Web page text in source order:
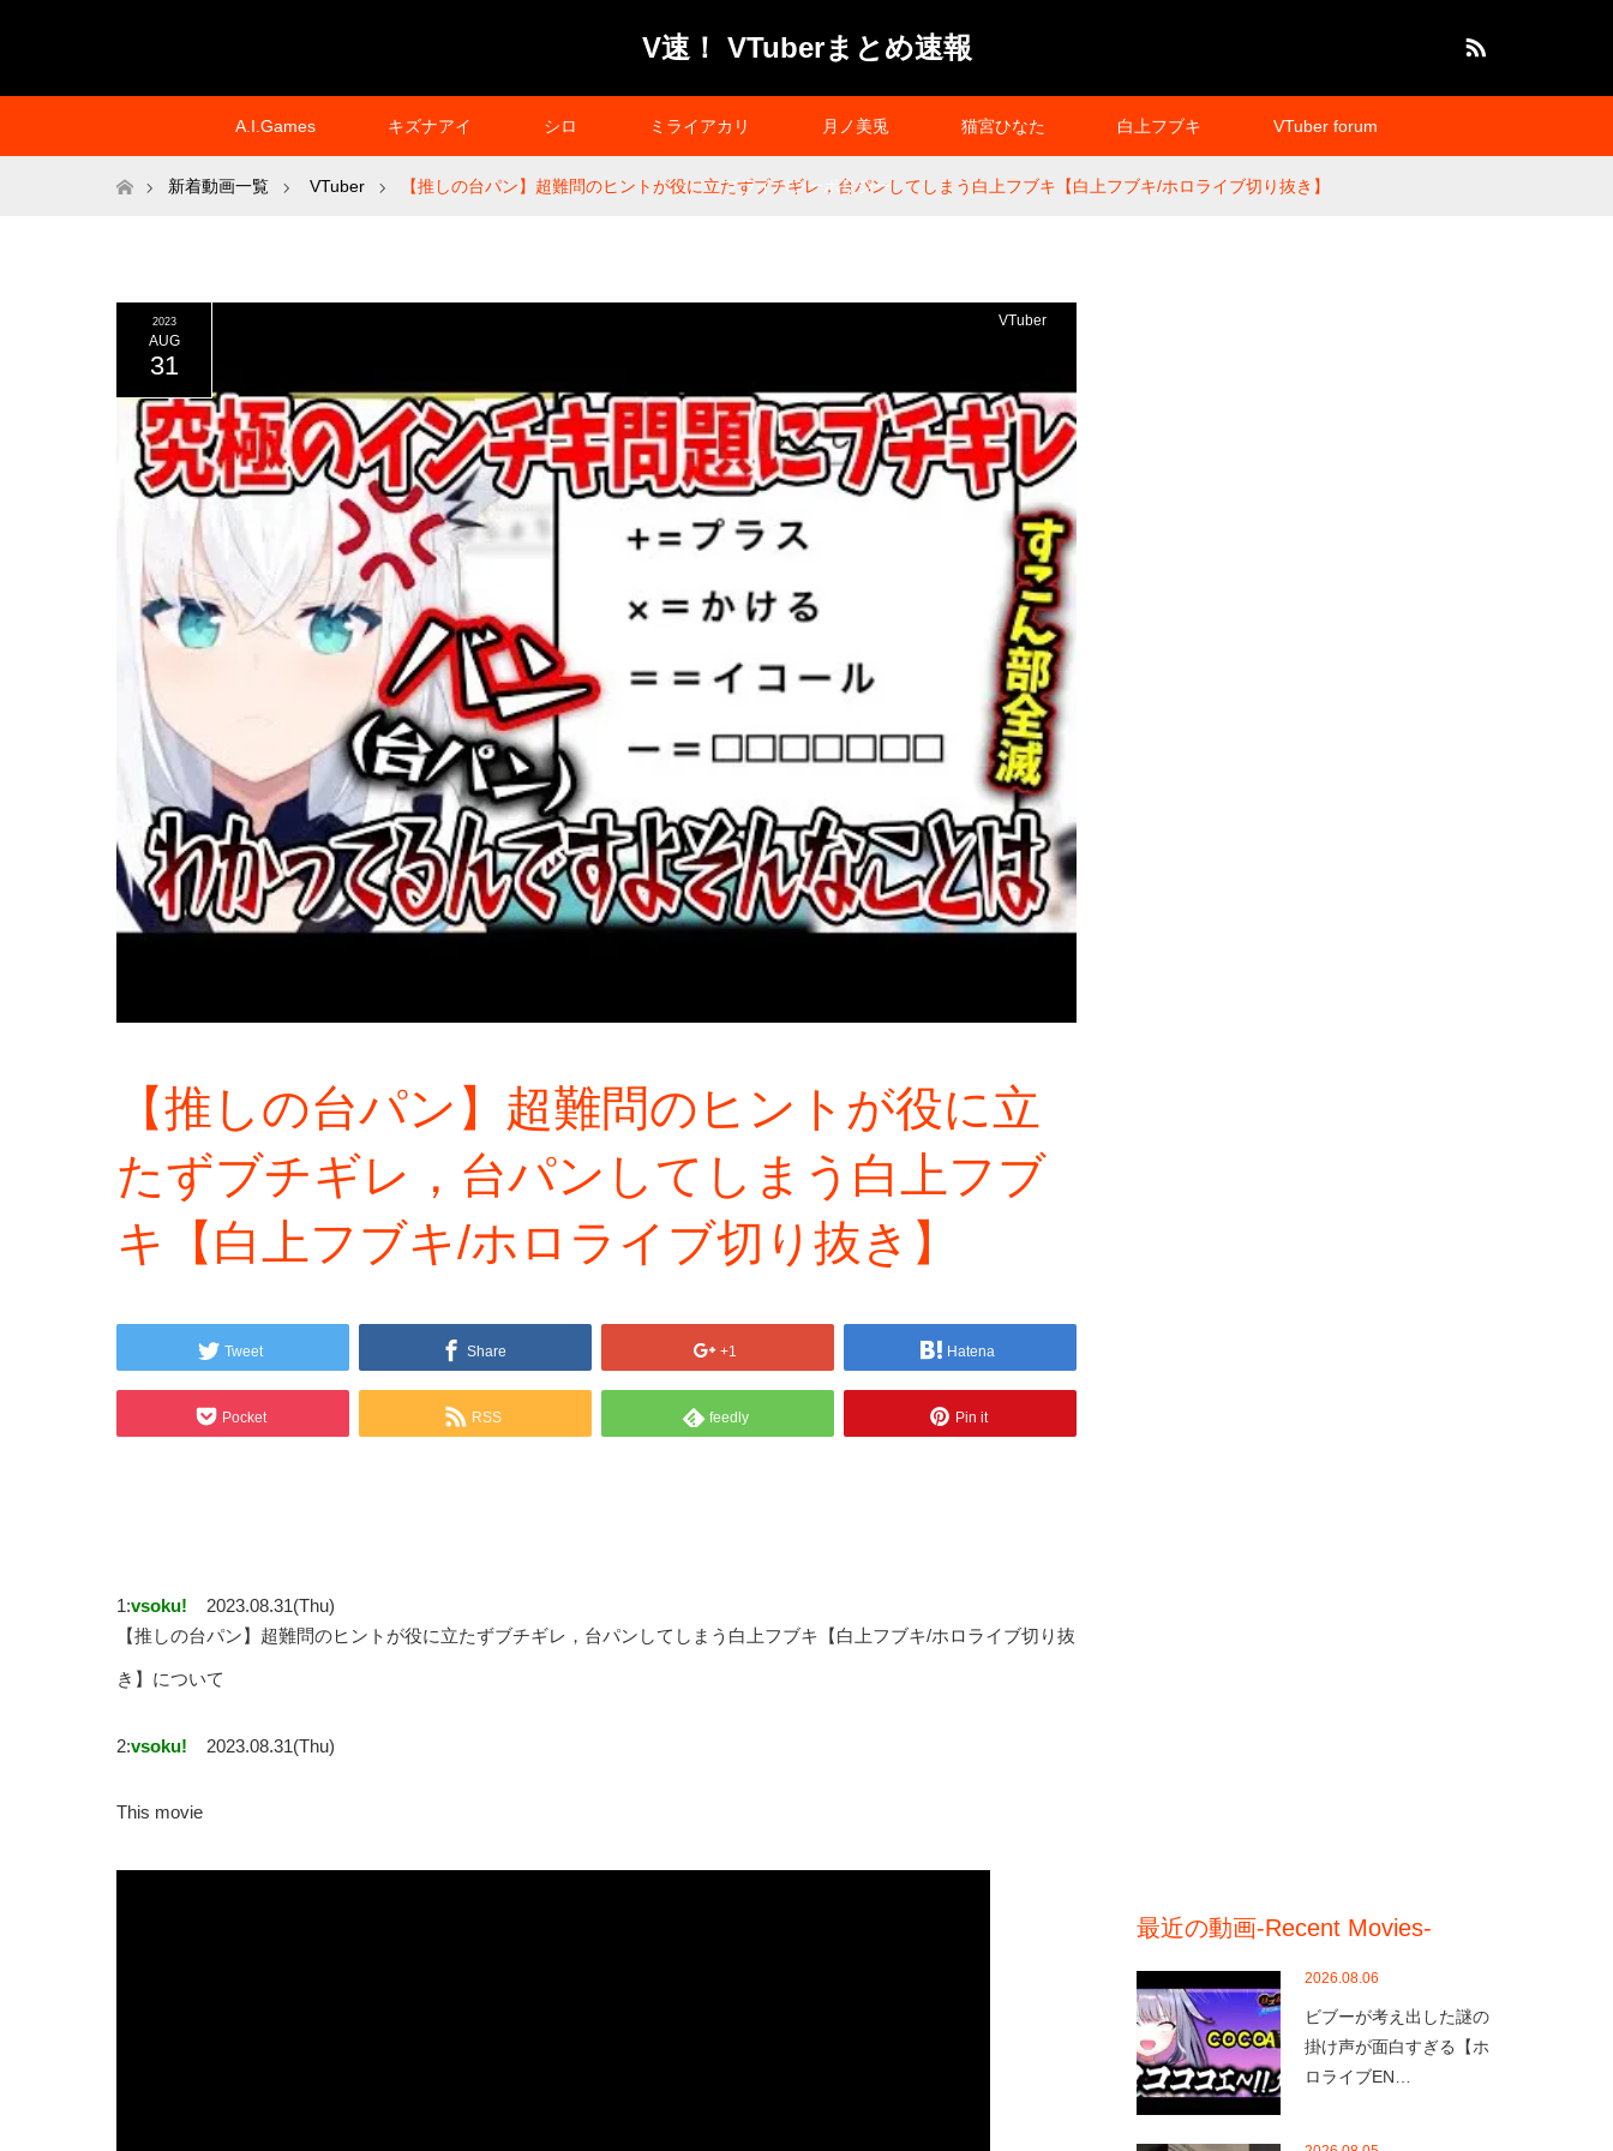
V速！ VTuberまとめ速報
A.I.Games キズナアイ シロ ミライアカリ 月ノ美兎 猫宮ひなた 白上フブキ VTuber forum
プライバシーポリシー
ホーム新着動画一覧 VTuber 【推しの台パン】超難問のヒントが役に立たずブチギレ，台パンしてしまう白上フブキ【白上フブキ/ホロライブ切り抜き】
2023
AUG
31
VTuber
【推しの台パン】超難問のヒントが役に立
たずブチギレ，台パンしてしまう白上フブ
キ【白上フブキ/ホロライブ切り抜き】
Tweet Share +1 Hatena
Pocket RSS feedly Pin it
1:vsoku!
2023.08.31(Thu)
【推しの台パン】超難問のヒントが役に立たずブチギレ，台パンしてしまう白上フブキ【白上フブキ/ホロライブ切り抜
き】について
2:vsoku! 2023.08.31(Thu)
This movie
最近の動画-Recent Movies-
2026.08.06
ビブーが考え出した謎の
掛け声が面白すぎる【ホ
ロライブEN…